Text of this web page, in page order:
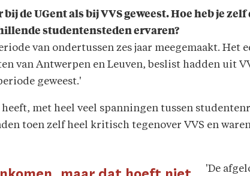
de UGent als bij VVS geweest. Hoe heb je zelf
studentensteden ervaren?
van ondertussen zes jaar meegemaakt. Het
van Antwerpen en Leuven, beslist hadden uit
geweest.'
met heel veel spanningen tussen
toen zelf heel kritisch tegenover VVS en
'De